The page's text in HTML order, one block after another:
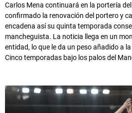
Carlos Mena continuará en la portería
confirmado la renovación del portero y
encadena así su quinta temporada
mancheguista. La noticia llega en un
entidad, lo que le da un peso añadido a
Cinco temporadas bajo los palos del